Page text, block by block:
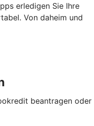
erledigen Sie Ihre
Von daheim und
beantragen oder